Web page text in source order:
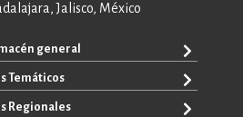
Jalisco, México
general
Temáticos
Regionales